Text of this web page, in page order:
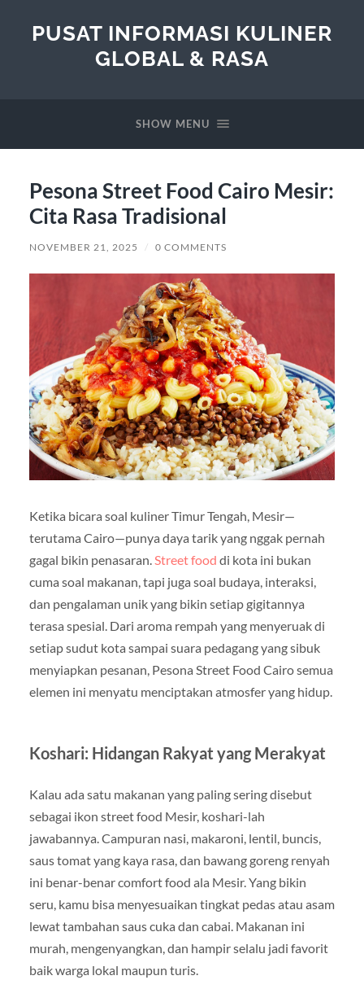
PUSAT INFORMASI KULINER
GLOBAL & RASA
SHOW MENU
Pesona Street Food Cairo Mesir:
Cita Rasa Tradisional
NOVEMBER 21, 2025 / 0 COMMENTS
Ketika bicara soal kuliner Timur Tengah, Mesir—
terutama Cairo—punya daya tarik yang nggak pernah
gagal bikin penasaran.Street food di kota ini bukan
cuma soal makanan, tapi juga soal budaya, interaksi,
dan pengalaman unik yang bikin setiap gigitannya
terasa spesial. Dari aroma rempah yang menyeruak di
setiap sudut kota sampai suara pedagang yang sibuk
menyiapkan pesanan, Pesona Street Food Cairo semua
elemen ini menyatu menciptakan atmosfer yang hidup.
Koshari: Hidangan Rakyat yang Merakyat
Kalau ada satu makanan yang paling sering disebut
sebagai ikon street food Mesir, koshari-lah
jawabannya. Campuran nasi, makaroni, lentil, buncis,
saus tomat yang kaya rasa, dan bawang goreng renyah
ini benar-benar comfort food ala Mesir. Yang bikin
seru, kamu bisa menyesuaikan tingkat pedas atau asam
lewat tambahan saus cuka dan cabai. Makanan ini
murah, mengenyangkan, dan hampir selalu jadi favorit
baik warga lokal maupun turis.